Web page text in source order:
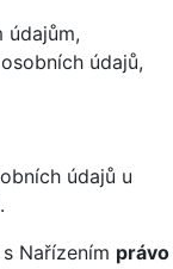
údajům,
údajů,
údajů u
Nařízením právo